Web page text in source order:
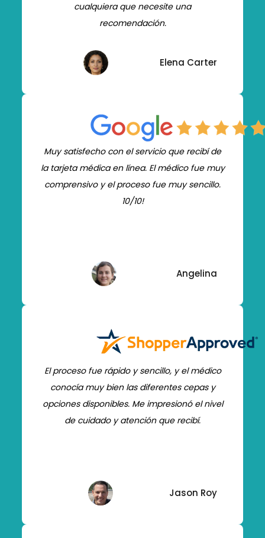
cualquiera que necesite una
recomendación.
Elena Carter
Muy satisfecho con el servicio que recibí de
la tarjeta médica en línea. El médico fue muy
comprensivo y el proceso fue muy sencillo.
10/10!
Angelina
El proceso fue rápido y sencillo, y el médico
conocía muy bien las diferentes cepas y
opciones disponibles. Me impresionó el nivel
de cuidado y atención que recibí.
Jason Roy